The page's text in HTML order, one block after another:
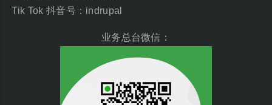
Tik Tok 抖音号：indrupal
业务总台微信：